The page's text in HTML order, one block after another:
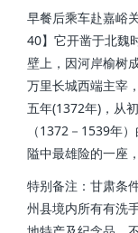
早餐后乘车赴嘉峪
40】它开凿于北魏
壁上，因河岸榆树
万里长城西端主宰
五年(1372年)，从
（1372－1539年
隘中最雄险的一座
特别备注：甘肃条
州县境内所有有洗